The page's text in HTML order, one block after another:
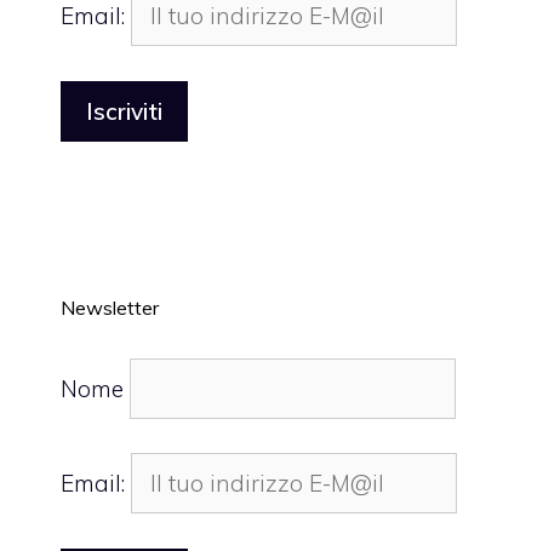
Email:
Newsletter
Nome
Email: